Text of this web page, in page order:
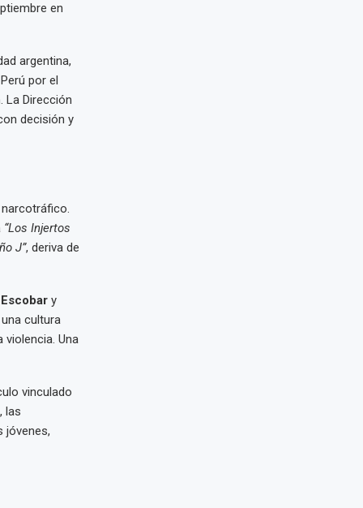
en
argentina,
por el
La Dirección
decisión y
“Los Injertos
J”, deriva de
y
cultura
Una
vinculado
las
jóvenes,